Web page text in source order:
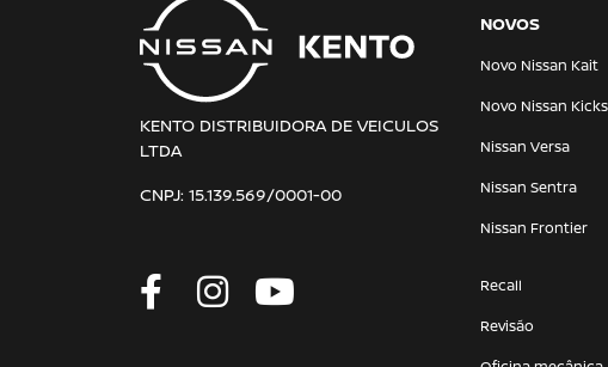
KENTO DISTRIBUIDORA DE VEICULOS
LTDA
CNPJ: 15.139.569/0001-00
NOVOS
Novo Nissan Kait
Novo Nissan Kicks
Nissan Versa
Nissan Sentra
Nissan Frontier
Recall
Revisão